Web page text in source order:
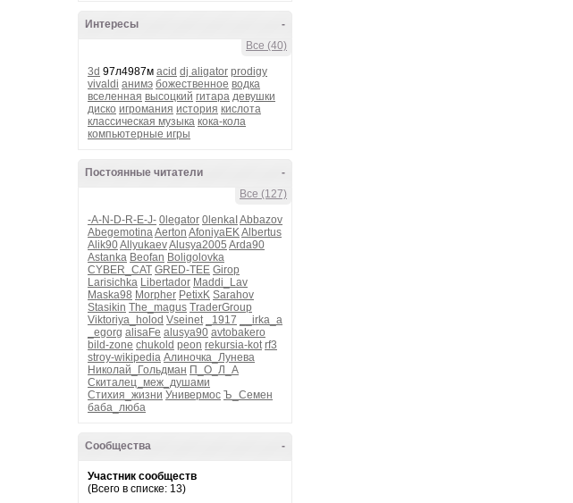
-
Интересы
Все (40)
3d 97л4987м acid dj aligator prodigy
vivaldi анимэ божественное водка
вселенная высоцкий гитара девушки
диско игромания история кислота
классическая музыка кока-кола
компьютерные игры
-
Постоянные читатели
Все (127)
-A-N-D-R-E-J- 0legator 0lenkaI Abbazov
AbegemotinaAerton AfoniyaEKAlbertus
Alik90AllyukaevAlusya2005 Arda90
Astanka Beofan Boligolovka
CYBER_CAT GRED-TEE Girop
Larisichka Libertador Maddi_Lav
Maska98 Morpher PetixK Sarahov
Stasikin The_magus TraderGroup
Viktoriya_holod Vseinet _1917
__irka_a
_egorg alisaFe alusya90 avtobakero
bild-zone chukold peon rekursia-kot rf3
stroy-wikipedia Алиночка_Лунева
Николай_Гольдман П_О_Л_А
Скиталец_меж_душами
Стихия_жизни Универмос Ъ_Семен
баба_люба
-
Сообщества
Участник сообществ
(Всего в списке: 13)